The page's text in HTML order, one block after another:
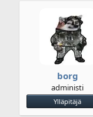
o
u
s
p
ä
i
ä
m
ä
ä
borg
administi
Ylläpitäjä